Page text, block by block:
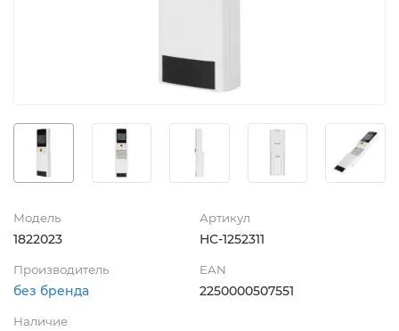
Модель
1822023
Артикул
НС-1252311
Производитель
без бренда
EAN
2250000507551
Наличие